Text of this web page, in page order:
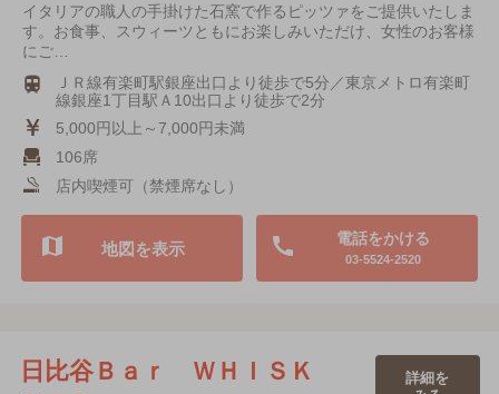
イタリアの職人の手掛けた石窯で作るピッツァをご提供いたしま
す。お食事、スウィーツともにお楽しみいただけ、女性のお客様
にご…
ＪＲ線有楽町駅銀座出口より徒歩で5分／東京メトロ有楽町
線銀座1丁目駅Ａ10出口より徒歩で2分
5,000円以上～7,000円未満
106席
店内喫煙可（禁煙席なし）
電話をかける
03-5524-2520
地図を表示
日比谷Ｂａｒ ＷＨＩＳＫ
詳細を